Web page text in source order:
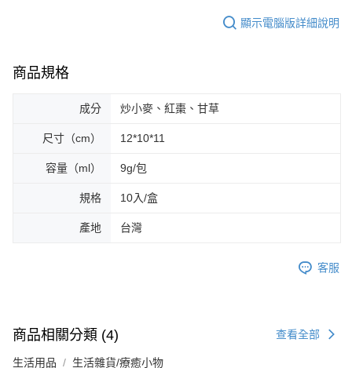
顯示電腦版詳細說明
商品規格
成分 炒小麥、紅棗、甘草
尺寸（cm） 12*10*11
容量（ml） 9g/包
規格 10入/盒
產地 台灣
客服
商品相關分類 (4) 查看全部
生活用品 生活雜貨/療癒小物